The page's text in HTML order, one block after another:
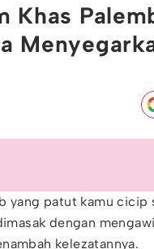
Khas
yang patut kamu cicip
dengan
kelezatannya.